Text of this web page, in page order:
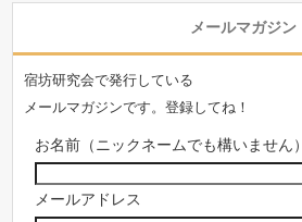
メールマガジン
宿坊研究会で発行している
メールマガジンです。登録してね！
お名前（ニックネームでも構いません）
メールアドレス